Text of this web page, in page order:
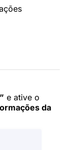
e ative o
da